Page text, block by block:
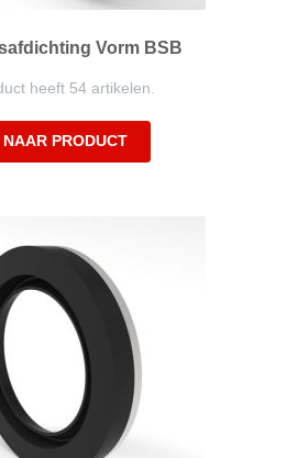
Vorm BSB
heeft 54 artikelen.
NAAR PRODUCT